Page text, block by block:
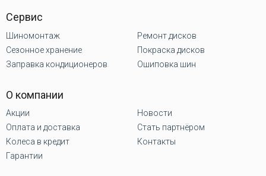
Сервис
Шиномонтаж
Сезонное хранение
Заправка кондиционеров
Ремонт дисков
Покраска дисков
Ошиповка шин
О компании
Акции
Оплата и доставка
Колеса в кредит
Гарантии
Новости
Стать партнёром
Контакты